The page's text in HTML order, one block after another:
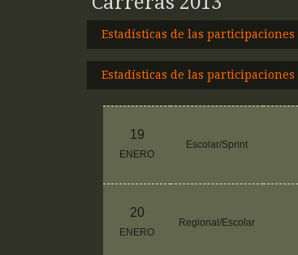
Estadísticas de las
Estadísticas de las
19
ENERO
Escolar/Sprint
20
ENERO
Regional/Escolar